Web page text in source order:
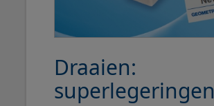
Draaien:
superlegeringen